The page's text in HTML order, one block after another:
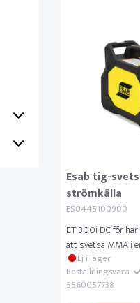
Esab tig-
strömkälla
ES0445100900
ET 300i DC för
att svetsa MMA i
Ej i lager
Beställningsvara
5560057738